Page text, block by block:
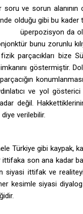
soru ve sorun alanının
olduğu gibi bu kader
da
bunu zorunlu
parçacıkları bize
göstermiştir.
ve yol
değil.
verilebilir.
Türkiye gibi kaypak,
ittifaka son ana kadar
siyasi ittifak ve
kesimle siyasi